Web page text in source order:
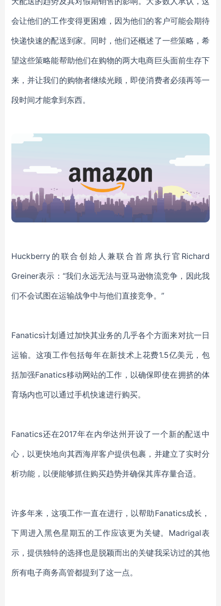
会让他们的工作变得更困难，因为他们的客户可能会期待
快递快速的配送到家。同时，他们还概述了一些策略，希
望这些策略能帮助他们在购物的两大电商巨头面前生存下
来，并让我们的购物者继续光顾，即使消费者必须再等一
段时间才能拿到东西。
Huckberry的联合创始人兼联合首席执行官Richard
Greiner表示：“我们永远无法与亚马逊物流竞争，因此我
们不会试图在运输战争中与他们直接竞争。”
Fanatics计划通过加快其业务的几乎各个方面来对抗一日
运输。这项工作包括每年在新技术上花费1.5亿美元，包
括加强Fanatics移动网站的工作，以确保即使在拥挤的体
育场内也可以通过手机快速进行购买。
Fanatics还在2017年在内华达州开设了一个新的配送中
心，以更快地向其西海岸客户提供包裹，并建立了实时分
析功能，以便能够抓住购买趋势并确保其库存量合适。
许多年来，这项工作一直在进行，以帮助Fanatics成长，
下周进入黑色星期五的工作应该更为关键。Madrigal表
示，提供独特的选择也是脱颖而出的关键我采访过的其他
所有电子商务高管都提到了这一点。